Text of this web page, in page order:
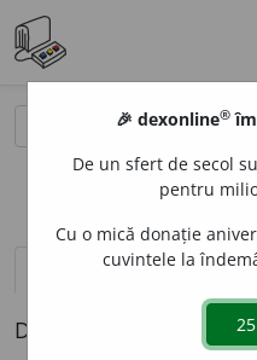
definiții (1) pronunție
Definiția cu ID-ul 945:
🎉 dexonline®
De un sfert de secol
pentru
Cu o mică donație
cuvintele la